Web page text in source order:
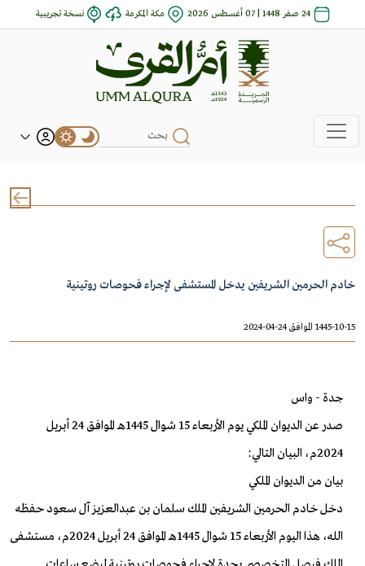
24 صفر 1448 | 07 أغسطس 2026 مكة المكرمة نسخة تجريبية
خادم الحرمين الشريفين يدخل المستشفى لإجراء فحوصات روتينية
1445-10-15 الموافق 24-04-2024
جدة - واس
صدر عن الديوان الملكي يوم الأربعاء 15 شوال 1445هـ الموافق 24 أبريل
2024م، البيان التالي:
بيان من الديوان الملكي
دخل خادم الحرمين الشريفين الملك سلمان بن عبدالعزيز آل سعود حفظه
الله، هذا اليوم الأربعاء 15 شوال 1445هـ الموافق 24 أبريل 2024م، مستشفى